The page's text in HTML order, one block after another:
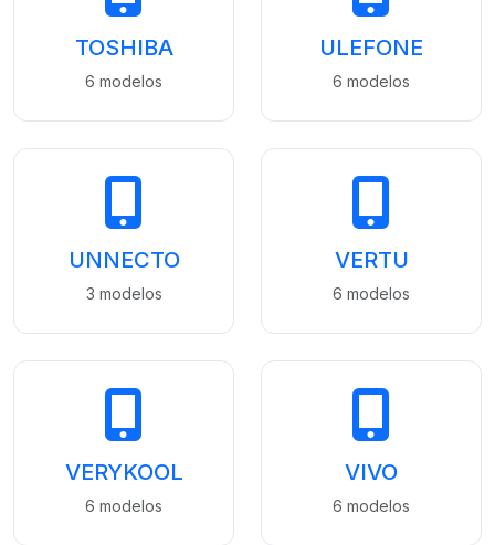
TOSHIBA
6 modelos
ULEFONE
6 modelos
UNNECTO
3 modelos
VERTU
6 modelos
VERYKOOL
6 modelos
VIVO
6 modelos